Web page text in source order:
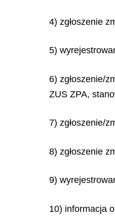
4) zgłoszenie
5)
6) zgłoszenie/
ZUS ZPA,
7) zgłoszenie/
8) zgłoszenie
9)
10) informacja